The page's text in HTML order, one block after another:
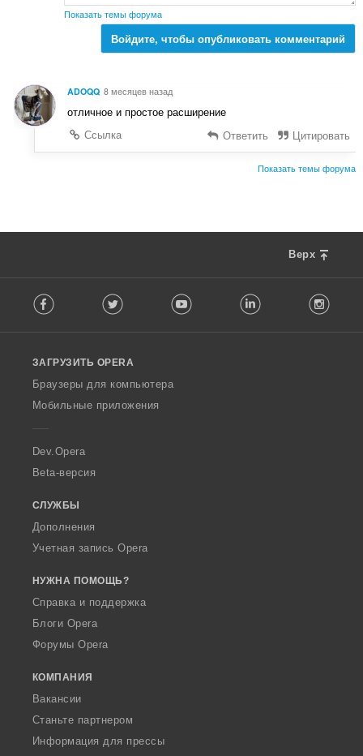
к
:
Показать темы форума
Войдите, чтобы опубликовать комментарий
ADOQQ 8 месяцев назад
отличное и простое расширение
Ссылка
Ответить Цитировать
Показать темы форума
Верх
o
w
O
p
a
Facebook Twitter Youtube LinkedIn
ЗАГРУЗИТЬ OPERA
Браузеры для компьютера
Мобильные приложения
Dev.Opera
Beta-версия
СЛУЖБЫ
Дополнения
Учетная запись Opera
НУЖНА ПОМОЩЬ?
Справка и поддержка
Блоги Opera
Форумы Opera
КОМПАНИЯ
Вакансии
Станьте партнером
Информация для прессы